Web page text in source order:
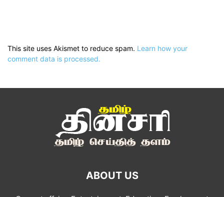
This site uses Akismet to reduce spam. Learn how your
comment data is processed.
ABOUT US